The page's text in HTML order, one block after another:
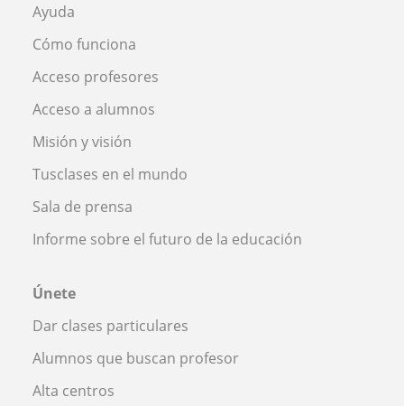
Ayuda
Cómo funciona
Acceso profesores
Acceso a alumnos
Misión y visión
Tusclases en el mundo
Sala de prensa
Informe sobre el futuro de la educación
Únete
Dar clases particulares
Alumnos que buscan profesor
Alta centros